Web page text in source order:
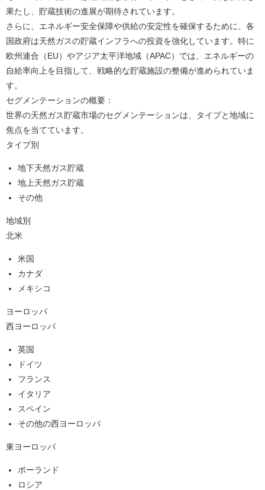
果たし、貯蔵技術の進展が期待されています。
さらに、エネルギー安全保障や供給の安定性を確保するために、各
国政府は天然ガスの貯蔵インフラへの投資を強化しています。特に
欧州連合（EU）やアジア太平洋地域（APAC）では、エネルギーの
自給率向上を目指して、戦略的な貯蔵施設の整備が進められていま
す。
セグメンテーションの概要：
世界の天然ガス貯蔵市場のセグメンテーションは、タイプと地域に
焦点を当てています。
タイプ別
地下天然ガス貯蔵
地上天然ガス貯蔵
その他
地域別
北米
米国
カナダ
メキシコ
ヨーロッパ
西ヨーロッパ
英国
ドイツ
フランス
イタリア
スペイン
その他の西ヨーロッパ
東ヨーロッパ
ポーランド
ロシア